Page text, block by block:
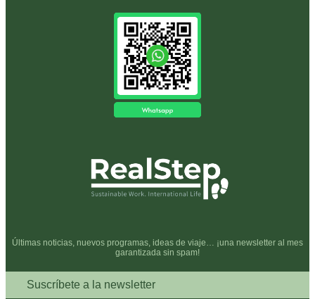
Últimas noticias, nuevos programas, ideas de viaje… ¡una newsletter al mes
garantizada sin spam!
Suscríbete a la newsletter